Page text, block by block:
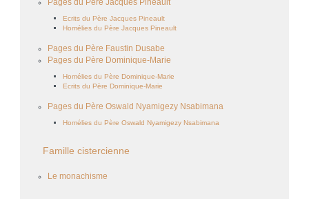
Pages du Père Jacques Pineault
Ecrits du Père Jacques Pineault
Homélies du Père Jacques Pineault
Pages du Père Faustin Dusabe
Pages du Père Dominique-Marie
Homélies du Père Dominique-Marie
Ecrits du Père Dominique-Marie
Pages du Père Oswald Nyamigezy Nsabimana
Homélies du Père Oswald Nyamigezy Nsabimana
Famille cistercienne
Le monachisme